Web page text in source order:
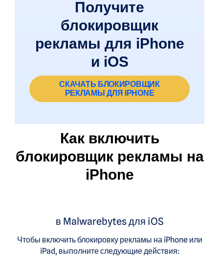
Получите
блокировщик
рекламы для iPhone
и iOS
СКАЧАТЬ БЛОКИРОВЩИК
РЕКЛАМЫ ДЛЯ IPHONE
Как включить
блокировщик рекламы на
iPhone
в Malwarebytes для iOS
Чтобы включить блокировку рекламы на iPhone или
iPad, выполните следующие действия: